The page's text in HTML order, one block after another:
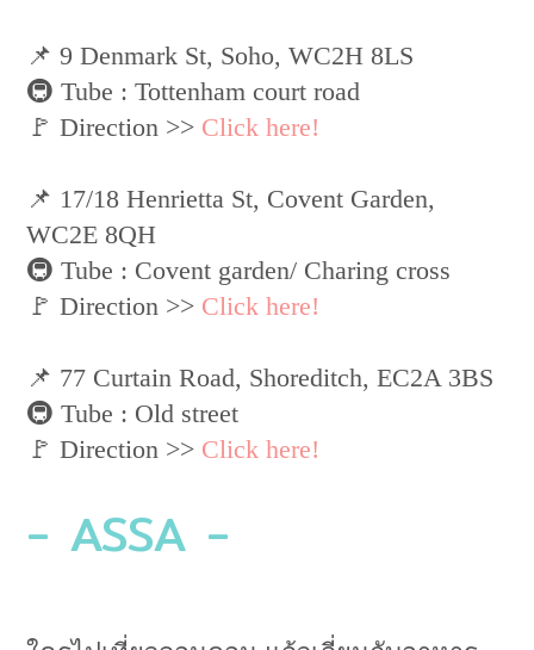
📌 9 Denmark St, Soho, WC2H 8LS
🚇 Tube : Tottenham court road
🚩 Direction >> Click here!
📌 17/18 Henrietta St, Covent Garden,
WC2E 8QH
🚇 Tube : Covent garden/ Charing cross
🚩 Direction >> Click here!
📌 77 Curtain Road, Shoreditch, EC2A 3BS
🚇 Tube : Old street
🚩 Direction >> Click here!
- ASSA -